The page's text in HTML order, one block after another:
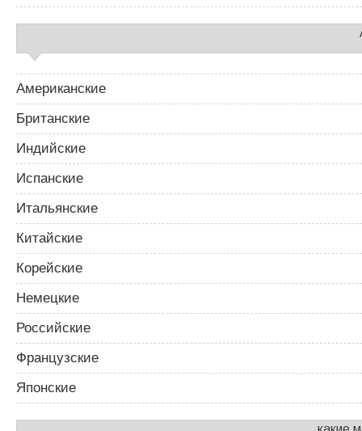
Американские
Британские
Индийские
Испанские
Итальянские
Китайские
Корейские
Немецкие
Российские
Французские
Японские